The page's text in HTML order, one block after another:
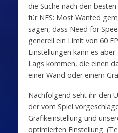
die Suche nach den
für NFS: Most Wanted
sagen, dass Need for
generell ein Limit von 60
Einstellungen kann es
Lags kommen, die einen
einer Wand oder einem
Nachfolgend seht ihr den
der vom Spiel
Grafikeinstellung und
optimierten Einstellung.